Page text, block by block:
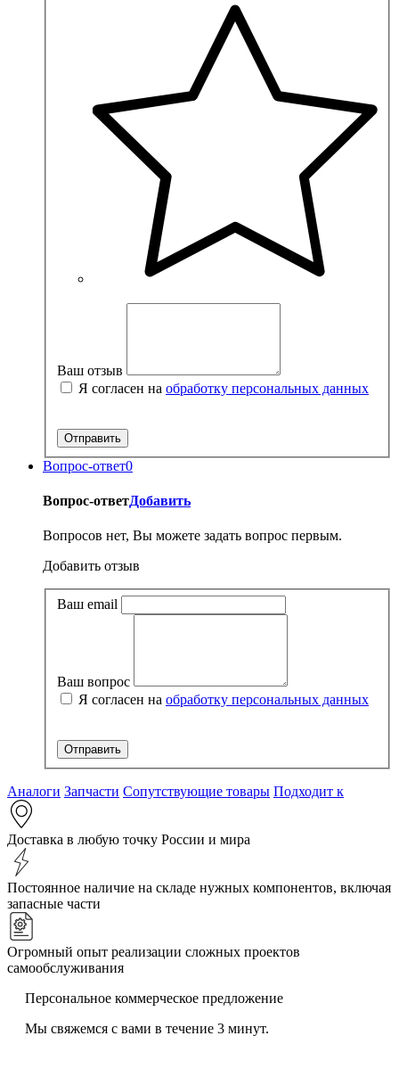
Ваш отзыв
Я согласен на обработку персональных данных
Вопрос-ответ0
Вопрос-ответДобавить
Вопросов нет, Вы можете задать вопрос первым.
Добавить отзыв
Ваш email
Ваш вопрос
Я согласен на обработку персональных данных
Аналоги Запчасти Сопутствующие товары Подходит к
Доставка в любую точку России и мира
Постоянное наличие на складе нужных компонентов, включая
запасные части
Огромный опыт реализации сложных проектов
самообслуживания
Персональное коммерческое предложение
Мы свяжемся с вами в течение 3 минут.